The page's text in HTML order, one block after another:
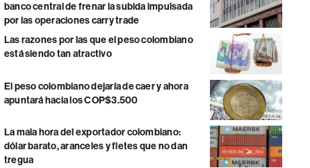
banco central de frenar la subida impulsada
por las operaciones carry trade
Las razones por las que el peso colombiano
está siendo tan atractivo
El peso colombiano dejaría de caer y ahora
apuntará hacia los COP$3.500
La mala hora del exportador colombiano:
dólar barato, aranceles y fletes que no dan
tregua